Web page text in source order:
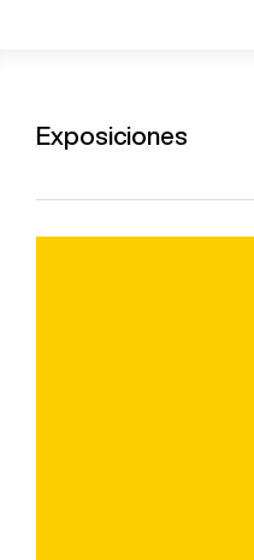
Exposiciones